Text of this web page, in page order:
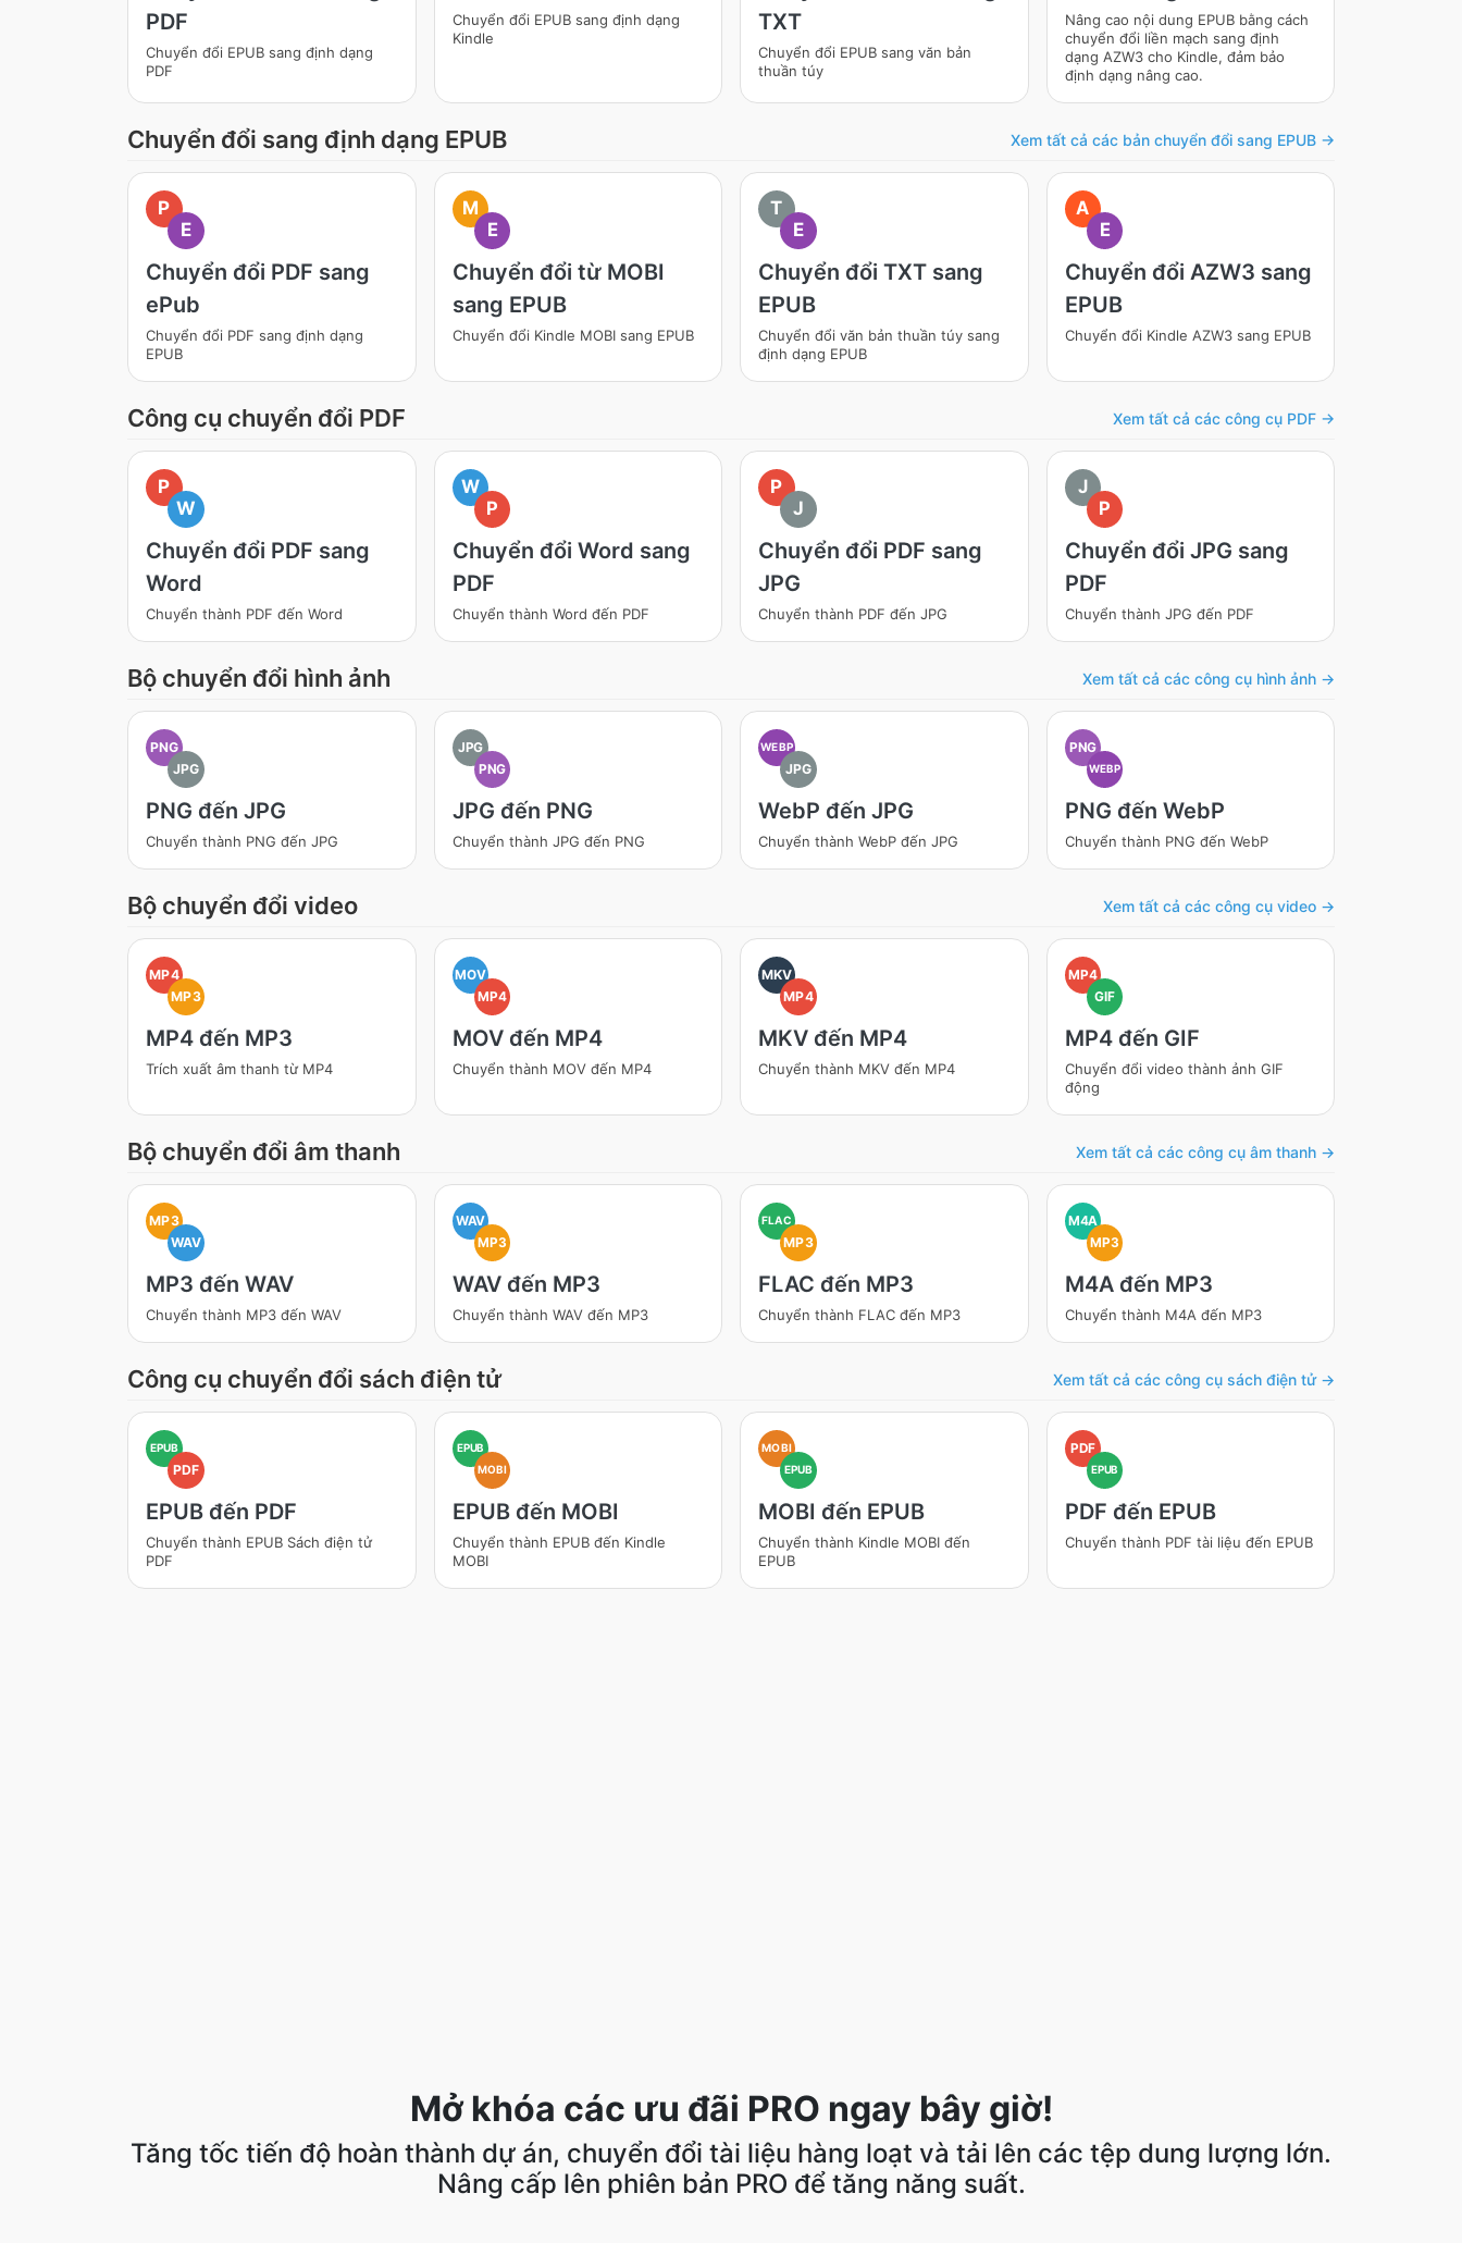
PDF
Chuyển đổi EPUB sang định dạng
PDF
Chuyển đổi EPUB sang định dạng
Kindle
TXT
Chuyển đổi EPUB sang văn bản
thuần túy
Nâng cao nội dung EPUB bằng cách
chuyển đổi liền mạch sang định
dạng AZW3 cho Kindle, đảm bảo
định dạng nâng cao.
Chuyển đổi sang định dạng EPUB Xem tất cả các bản chuyển đổi sang EPUB →
P
E
Chuyển đổi PDF sang
ePub
Chuyển đổi PDF sang định dạng
EPUB
M
E
Chuyển đổi từ MOBI
sang EPUB
Chuyển đổi Kindle MOBI sang EPUB
T
E
Chuyển đổi TXT sang
EPUB
Chuyển đổi văn bản thuần túy sang
định dạng EPUB
A
E
Chuyển đổi AZW3 sang
EPUB
Chuyển đổi Kindle AZW3 sang EPUB
Công cụ chuyển đổi PDF Xem tất cả các công cụ PDF →
P
W
Chuyển đổi PDF sang
Word
Chuyển thành PDF đến Word
W
P
Chuyển đổi Word sang
PDF
Chuyển thành Word đến PDF
P
J
Chuyển đổi PDF sang
JPG
Chuyển thành PDF đến JPG
J
P
Chuyển đổi JPG sang
PDF
Chuyển thành JPG đến PDF
Bộ chuyển đổi hình ảnh Xem tất cả các công cụ hình ảnh →
PNG
JPG
PNG đến JPG
Chuyển thành PNG đến JPG
JPG
PNG
JPG đến PNG
Chuyển thành JPG đến PNG
WEBP
JPG
WebP đến JPG
Chuyển thành WebP đến JPG
PNG
WEBP
PNG đến WebP
Chuyển thành PNG đến WebP
Bộ chuyển đổi video Xem tất cả các công cụ video →
MP4
MP3
MP4 đến MP3
Trích xuất âm thanh từ MP4
MOV
MP4
MOV đến MP4
Chuyển thành MOV đến MP4
MKV
MP4
MKV đến MP4
Chuyển thành MKV đến MP4
MP4
GIF
MP4 đến GIF
Chuyển đổi video thành ảnh GIF
động
Bộ chuyển đổi âm thanh Xem tất cả các công cụ âm thanh →
MP3
WAV
MP3 đến WAV
Chuyển thành MP3 đến WAV
WAV
MP3
WAV đến MP3
Chuyển thành WAV đến MP3
FLAC
MP3
FLAC đến MP3
Chuyển thành FLAC đến MP3
M4A
MP3
M4A đến MP3
Chuyển thành M4A đến MP3
Công cụ chuyển đổi sách điện tử Xem tất cả các công cụ sách điện tử →
EPUB
PDF
EPUB đến PDF
Chuyển thành EPUB Sách điện tử
PDF
EPUB
MOBI
EPUB đến MOBI
Chuyển thành EPUB đến Kindle
MOBI
MOBI
EPUB
MOBI đến EPUB
Chuyển thành Kindle MOBI đến
EPUB
PDF
EPUB
PDF đến EPUB
Chuyển thành PDF tài liệu đến EPUB
Mở khóa các ưu đãi PRO ngay bây giờ!
Tăng tốc tiến độ hoàn thành dự án, chuyển đổi tài liệu hàng loạt và tải lên các tệp dung lượng lớn.
Nâng cấp lên phiên bản PRO để tăng năng suất.